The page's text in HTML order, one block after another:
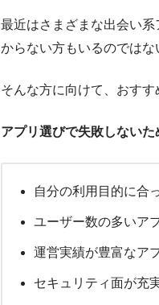
最近はさまざまな出会い
からない方もいるのではな
そんな方に向けて、おすす
アプリ選びで失敗しないた
自分の利用目的に合
ユーザー数の多いア
運営実績が豊富なア
セキュリティ面が充